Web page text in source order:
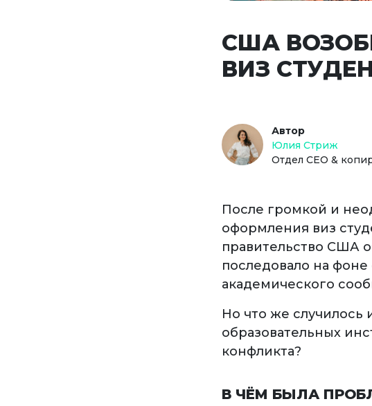
США
ВИЗ
Автор
Юлия Стриж
Отдел СЕО &
После громкой и
оформления виз
правительство США
последовало на
академического
Но что же
образовательных
конфликта?
В ЧЁМ БЫЛА